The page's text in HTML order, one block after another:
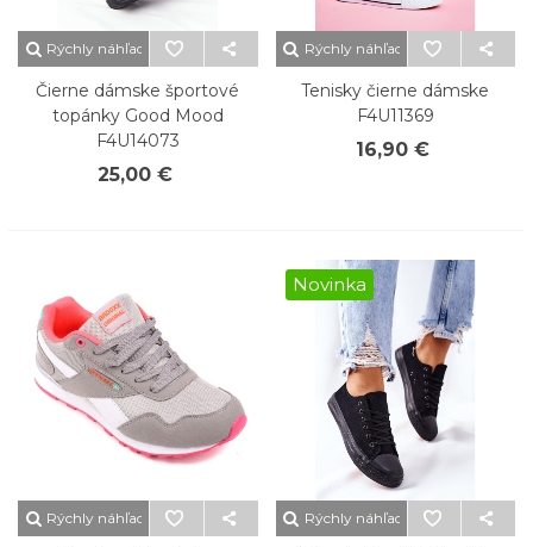
Rýchly náhľad
Čierne dámske športové
topánky Good Mood
F4U14073
25,00 €
Rýchly náhľad
Tenisky čierne dámske
F4U11369
16,90 €
Rýchly náhľad
Novinka
Rýchly náhľad